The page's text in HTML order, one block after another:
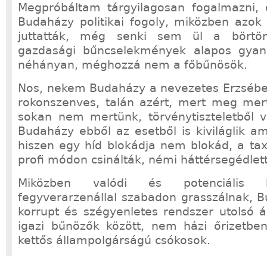
Megpróbáltam tárgyilagosan
Budaházy politikai fogoly, miközben
juttatták, még senki sem ül a
gazdasági bűncselekmények alapos
néhányan, méghozzá nem a főbűnösök.
Nos, nekem Budaházy a nevezetes
rokonszenves, talán azért, mert meg
sokan nem mertünk, törvénytiszteletből
Budaházy ebből az esetből is kiviláglik
hiszen egy híd blokádja nem blokád, a
profi módon csinálták, némi
Miközben valódi és potenciális
fegyverarzenállal szabadon grasszálnak,
korrupt és szégyenletes rendszer utolsó
igazi bűnözők között, nem házi
kettős állampolgárságú csókosok.